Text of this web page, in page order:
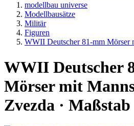
modellbau universe
Modellbausätze
Militär
Figuren
WWII Deutscher 81-mm Mörser
WWII Deutscher
Mörser mit
Zvezda ·